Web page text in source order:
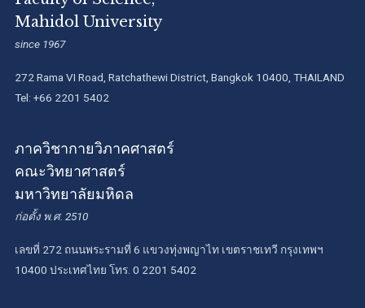
Mahidol University
since 1967
272 Rama VI Road, Ratchathewi District, Bangkok 10400, THAILAND
Tel: +66 2201 5402
ภาควิชากายวิภาคศาสตร์
คณะวิทยาศาสตร์
มหาวิทยาลัยมหิดล
ก่อตั้ง พ.ศ. 2510
เลขที่ 272 ถนนพระรามที่ 6 แขวงทุ่งพญาไท เขตราชเทวี กรุงเทพฯ
10400 ประเทศไทย โทร. 0 2201 5402